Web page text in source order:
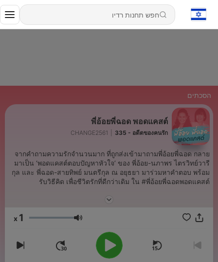
הסכתים
พี่อ้อยพี่ฉอด พอดแคสต์
CHANGE2561 335 - อดีตของคนรัก
จากคำถามความรักจำนวนมาก ที่ถูกส่งเข้ามาถามพี่อ้อยพี่ฉอด กลาย
มาเป็น ‘พอดแคสต์ตอบปัญหาหัวใจ’ ของ พี่อ้อย-นภาพร ไตรวิทย์วารี
กุล และ พี่ฉอด-สายทิพย์ มนตรีกุล ณ อยุธยา มาร่วมหาคำตอบ พร้อม
รับวิธีคิด เพื่อชีวิตรักที่ดีกว่าเดิม ใน #พี่อ้อยพี่ฉอดพอดแคสต์
และถ้าคุณมีรักที่หาคำตอบไม่ได้ ส่งมาถามได้ที่
עוצמת שמע 1